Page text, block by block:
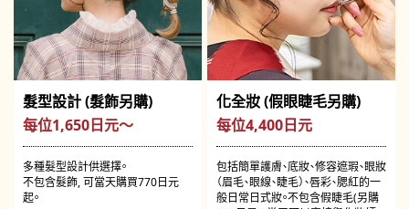
髮型設計 (髮飾另購)
每位1,650日元～
多種髮型設計供選擇。
不包含髮飾, 可當天購買770日元
起。
化全妝 (假眼睫毛另購)
每位4,400日元
包括簡單護膚、底妝、修容遮瑕、眼妝
（眉毛、眼線、睫毛）、唇彩、腮紅的一
般日常日式妝。不包含假睫毛(另購